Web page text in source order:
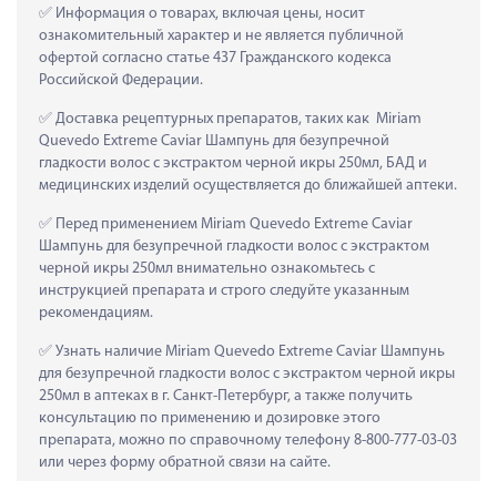
Информация о товарах, включая цены, носит
ознакомительный характер и не является публичной
офертой согласно статье 437 Гражданского кодекса
Российской Федерации.
Доставка рецептурных препаратов, таких как  Miriam
Quevedo Extreme Caviar Шампунь для безупречной
гладкости волос с экстрактом черной икры 250мл, БАД и
медицинских изделий осуществляется до ближайшей аптеки.
Перед применением Miriam Quevedo Extreme Caviar
Шампунь для безупречной гладкости волос с экстрактом
черной икры 250мл внимательно ознакомьтесь с
инструкцией препарата и строго следуйте указанным
рекомендациям.
Узнать наличие Miriam Quevedo Extreme Caviar Шампунь
для безупречной гладкости волос с экстрактом черной икры
250мл в аптеках в г. Санкт-Петербург, а также получить
консультацию по применению и дозировке этого
препарата, можно по справочному телефону 8-800-777-03-03
или через форму обратной связи на сайте.